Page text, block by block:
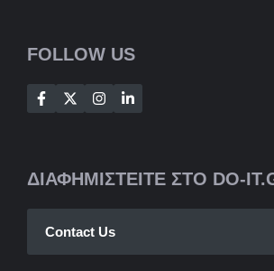
FOLLOW US
ΔΙΑΦΗΜΙΣΤΕΙΤΕ ΣΤΟ DO-
Contact Us